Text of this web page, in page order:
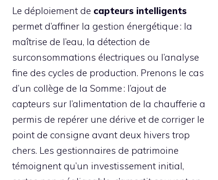
Le déploiement de capteurs intelligents
permet d’affiner la gestion énergétique : la
maîtrise de l’eau, la détection de
surconsommations électriques ou l’analyse
fine des cycles de production. Prenons le cas
d’un collège de la Somme : l’ajout de
capteurs sur l’alimentation de la chaufferie a
permis de repérer une dérive et de corriger le
point de consigne avant deux hivers trop
chers. Les gestionnaires de patrimoine
témoignent qu’un investissement initial,